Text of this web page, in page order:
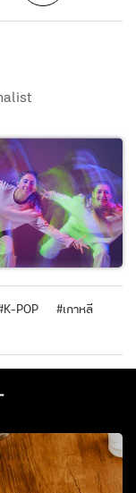
K-POP #เกาหลี